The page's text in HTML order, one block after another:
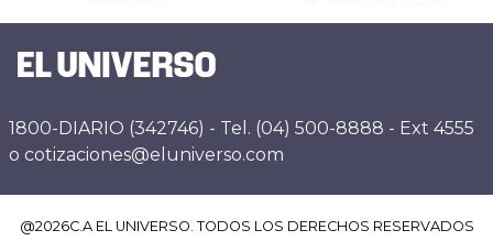
1800-DIARIO (342746) - Tel. (04) 500-8888 - Ext 4555
o cotizaciones@eluniverso.com
@2026C.A EL UNIVERSO. TODOS LOS DERECHOS RESERVADOS